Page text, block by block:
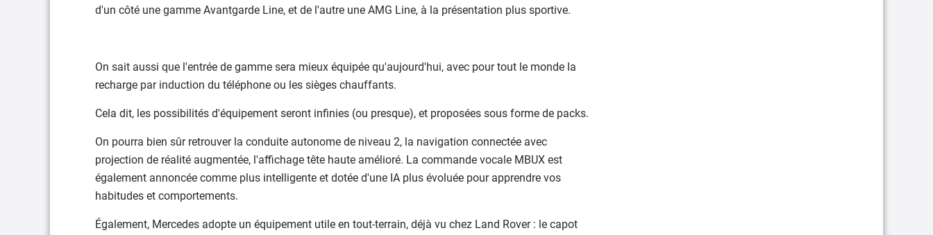
d'un côté une gamme Avantgarde Line, et de l'autre une AMG Line, à la présentation plus sportive.
On sait aussi que l'entrée de gamme sera mieux équipée qu'aujourd'hui, avec pour tout le monde la
recharge par induction du téléphone ou les sièges chauffants.
Cela dit, les possibilités d'équipement seront infinies (ou presque), et proposées sous forme de packs.
On pourra bien sûr retrouver la conduite autonome de niveau 2, la navigation connectée avec
projection de réalité augmentée, l'affichage tête haute amélioré. La commande vocale MBUX est
également annoncée comme plus intelligente et dotée d'une IA plus évoluée pour apprendre vos
habitudes et comportements.
Également, Mercedes adopte un équipement utile en tout-terrain, déjà vu chez Land Rover : le capot